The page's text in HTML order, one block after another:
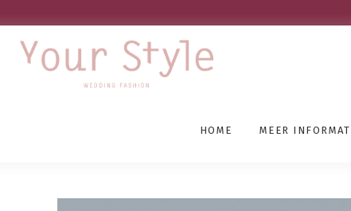
HOME MEER